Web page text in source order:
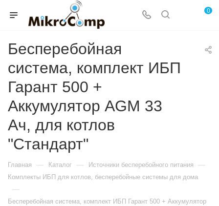
0
Бесперебойная
система, комплект ИБП
Гарант 500 +
Аккумулятор AGM 33
Ач, для котлов
"Стандарт"
Главная — Каталог — Источники бесперебойного питания —
Комплекты ИБП для котлов, бесперебойные системы для дома
—
Бесперебойная система, комплект ИБП Гарант 500 + Аккумулятор